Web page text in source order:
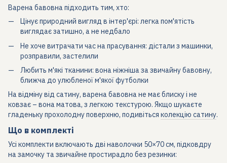
Варена бавовна підходить тим, хто:
Цінує природний вигляд в інтер'єрі: легка пом'ятість
виглядає затишно, а не недбало
Не хоче витрачати час на прасування: дістали з машинки,
розправили, застелили
Любить м'які тканини: вона ніжніша за звичайну бавовну,
ближча до улюбленої м'якої футболки
На відміну від сатину, варена бавовна не має блиску і не
ковзає – вона матова, з легкою текстурою. Якщо шукаєте
гладеньку прохолодну поверхню, подивіться колекцію сатину.
Що в комплекті
Усі комплекти включають дві наволочки 50×70 см, підковдру
на замочку та звичайне простирадло без резинки: